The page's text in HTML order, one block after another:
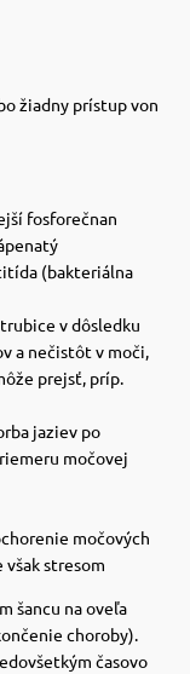
žiadny prístup von
fosforečnan
(bakteriálna
v dôsledku
a nečistôt v moči,
prejsť, príp.
jaziev po
močovej
močových
stresom
šancu na oveľa
choroby).
časovo